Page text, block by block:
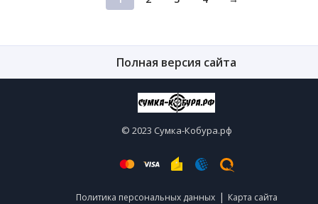
Полная версия сайта
© 2023 Сумка-Кобура.рф
Политика персональных данных | Карта сайта